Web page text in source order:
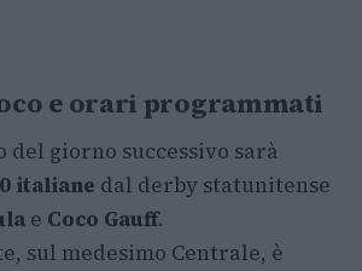
e orari programmati
del giorno successivo sarà
italiane dal derby statunitense
e Coco Gauff.
sul medesimo Centrale, è